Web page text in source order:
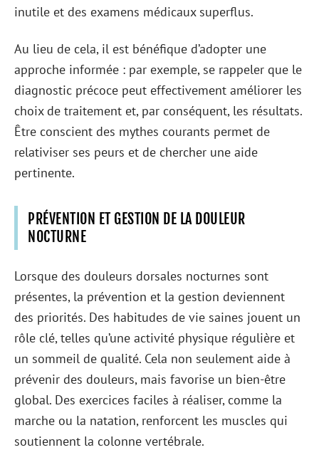
inutile et des examens médicaux superflus.
Au lieu de cela, il est bénéfique d’adopter une
approche informée : par exemple, se rappeler que le
diagnostic précoce peut effectivement améliorer les
choix de traitement et, par conséquent, les résultats.
Être conscient des mythes courants permet de
relativiser ses peurs et de chercher une aide
pertinente.
PRÉVENTION ET GESTION DE LA DOULEUR
NOCTURNE
Lorsque des douleurs dorsales nocturnes sont
présentes, la prévention et la gestion deviennent
des priorités. Des habitudes de vie saines jouent un
rôle clé, telles qu’une activité physique régulière et
un sommeil de qualité. Cela non seulement aide à
prévenir des douleurs, mais favorise un bien-être
global. Des exercices faciles à réaliser, comme la
marche ou la natation, renforcent les muscles qui
soutiennent la colonne vertébrale.